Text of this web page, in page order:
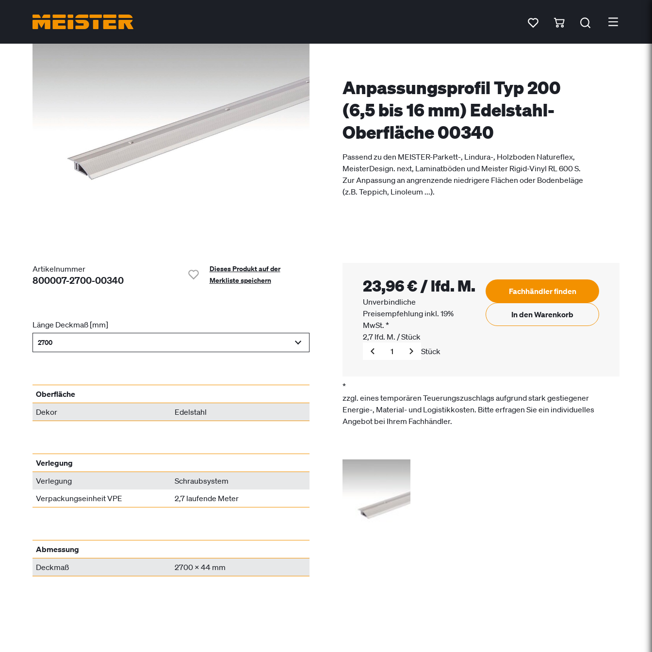
Anpassungsprofil Typ 200
(6,5 bis 16 mm) Edelstahl-
Oberfläche 00340
Passend zu den MEISTER-Parkett-, Lindura-, Holzboden Natureflex,
MeisterDesign. next, Laminatböden und Meister Rigid-Vinyl RL 600 S.
Zur Anpassung an angrenzende niedrigere Flächen oder Bodenbeläge
(z.B. Teppich, Linoleum ...).
Artikelnummer
800007-2700-00340
Dieses Produkt auf der
Merkliste speichern
Länge Deckmaß [mm]
2700
Oberfläche
Dekor
Edelstahl
Verlegung
Verlegung
Schraubsystem
Verpackungseinheit VPE
2,7 laufende Meter
Abmessung
Deckmaß
2700 x 44 mm
23,96 €/lfd. M.
Unverbindliche
Preisempfehlung inkl. 19%
MwSt. *
2,7 lfd. M. /Stück
Stück
Fachhändler finden
In den Warenkorb
*
zzgl. eines temporären Teuerungszuschlags aufgrund stark gestiegener
Energie-, Material- und Logistikkosten. Bitte erfragen Sie ein individuelles
Angebot bei Ihrem Fachhändler.